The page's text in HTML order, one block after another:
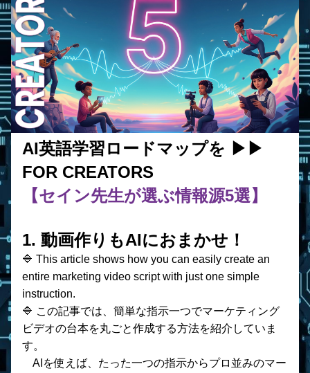
AI英語学習ロードマップを ▶︎▶︎
FOR CREATORS
【セイン先生が選ぶ情報源5選】
1. 動画作りもAIにおまかせ！
🔷 This article shows how you can easily create an
entire marketing video script with just one simple
instruction.
🔷 この記事では、簡単な指示一つでマーケティング
ビデオの台本を丸ごと作成する方法を紹介していま
す。
AIを使えば、たった一つの指示からプロ並みのマー